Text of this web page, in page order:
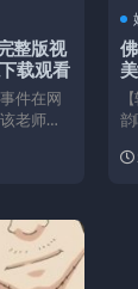
整版视
载观看
件在网
老师涉
韵